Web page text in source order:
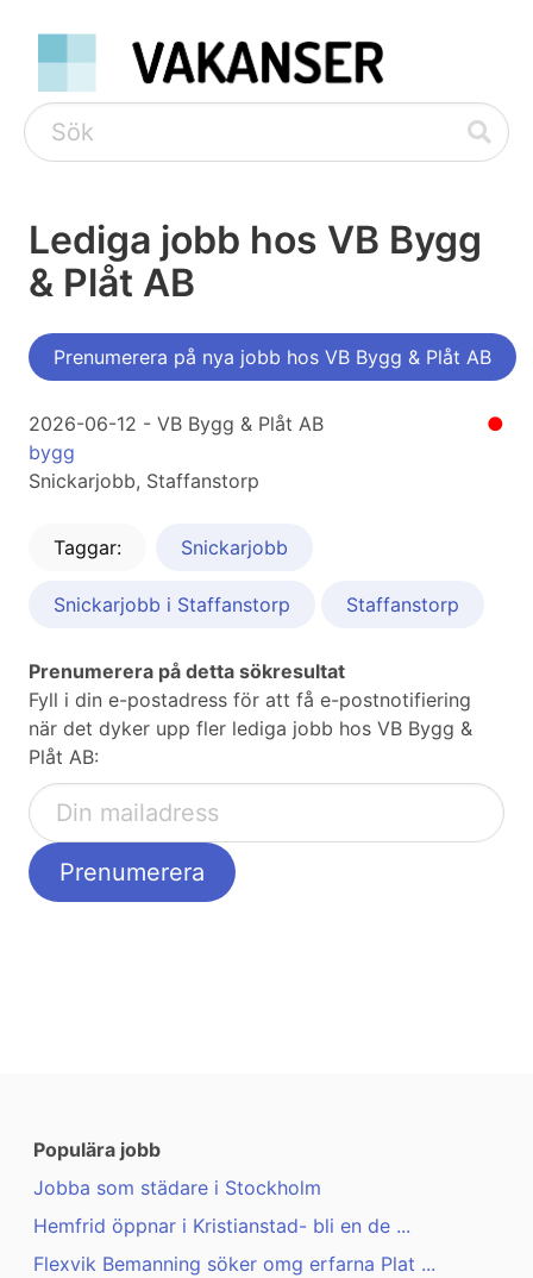
Lediga jobb hos VB Bygg
& Plåt AB
Prenumerera på nya jobb hos VB Bygg & Plåt AB
●
2026-06-12 - VB Bygg & Plåt AB
bygg
Snickarjobb, Staffanstorp
Taggar: Snickarjobb
Snickarjobb i Staffanstorp Staffanstorp
Prenumerera på detta sökresultat
Fyll i din e-postadress för att få e-postnotifiering
när det dyker upp fler lediga jobb hos VB Bygg &
Plåt AB:
Populära jobb
Jobba som städare i Stockholm
Hemfrid öppnar i Kristianstad- bli en de ...
Flexvik Bemanning söker omg erfarna Plat ...